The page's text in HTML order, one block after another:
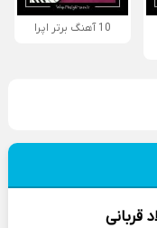
10 آهنگ برتر اپرا
قربانی